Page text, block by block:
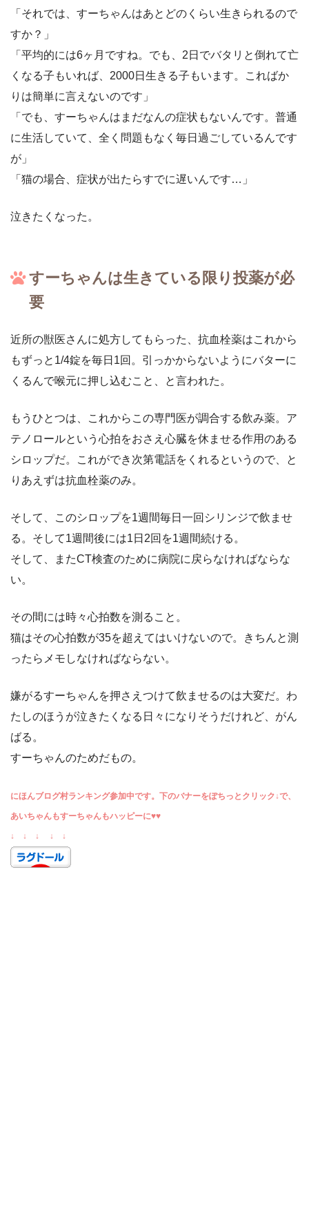
「それでは、すーちゃんはあとどのくらい生きられるので
すか？」
「平均的には6ヶ月ですね。でも、2日でバタリと倒れて亡
くなる子もいれば、2000日生きる子もいます。こればか
りは簡単に言えないのです」
「でも、すーちゃんはまだなんの症状もないんです。普通
に生活していて、全く問題もなく毎日過ごしているんです
が」
「猫の場合、症状が出たらすでに遅いんです…」
泣きたくなった。
すーちゃんは生きている限り投薬が必
要
近所の獣医さんに処方してもらった、抗血栓薬はこれから
もずっと1/4錠を毎日1回。引っかからないようにバターに
くるんで喉元に押し込むこと、と言われた。
もうひとつは、これからこの専門医が調合する飲み薬。ア
テノロールという心拍をおさえ心臓を休ませる作用のある
シロップだ。これができ次第電話をくれるというので、と
りあえずは抗血栓薬のみ。
そして、このシロップを1週間毎日一回シリンジで飲ませ
る。そして1週間後には1日2回を1週間続ける。
そして、またCT検査のために病院に戻らなければならな
い。
その間には時々心拍数を測ること。
猫はその心拍数が35を超えてはいけないので。きちんと測
ったらメモしなければならない。
嫌がるすーちゃんを押さえつけて飲ませるのは大変だ。わ
たしのほうが泣きたくなる日々になりそうだけれど、がん
ばる。
すーちゃんのためだもの。
にほんブログ村ランキング参加中です。下のバナーをぽちっとクリック↓で、
あいちゃんもすーちゃんもハッピーに♥♥
↓ ↓ ↓ ↓ ↓